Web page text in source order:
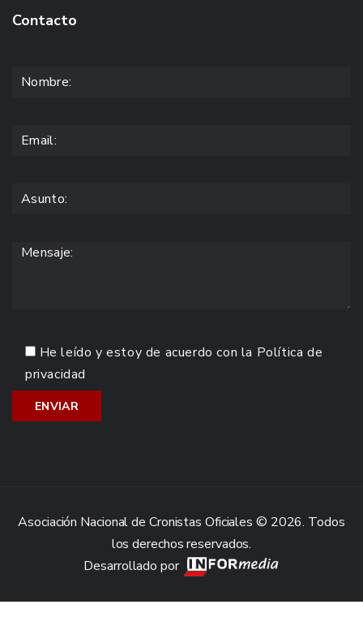
Contacto
He leído y estoy de acuerdo con la Política de
privacidad
Asociación Nacional de Cronistas Oficiales © 2026. Todos
los derechos reservados.
Desarrollado por